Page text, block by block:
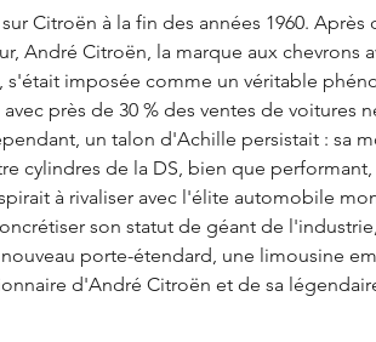
Citroën à la fin des années 1960.
André Citroën, la marque aux chevrons
s'était imposée comme un véritable
près de 30 % des ventes de voitures
un talon d'Achille persistait : sa
cylindres de la DS, bien que
à rivaliser avec l'élite automobile
son statut de géant de
porte-étendard, une limousine
d'André Citroën et de sa